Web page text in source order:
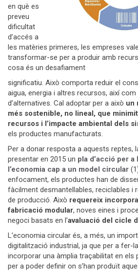
en què es
preveu
dificultat
d’accés a
les matèries primeres, les empreses
transformar-se per a produir amb
cosa és un desafiament
significatiu. Això comporta reduir el
aigua, energia i altres recursos, així
d’alternatives. Cal adoptar per a això un
més sostenible, no lineal, que
recursos i l’impacte ambiental dels
els productes manufacturats.
Per a donar resposta a aquests reptes,
presentar en 2015 un pla d’acció per
l’economia cap a un model circular
enfocament, els productes han de
fàcilment desmantellables, reciclables i
de producció. Això requereix
fabricació modular, noves eines i
negoci basats en l’avaluació del cicle
L’economia circular és, a més, un
digitalització industrial, ja que per a fer-
incorporar una àmplia traçabilitat en els
per a poder definir on s’han produït